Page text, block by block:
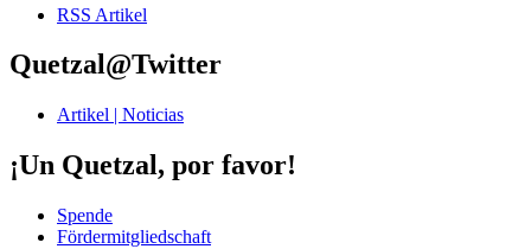
RSS Artikel
Quetzal@Twitter
Artikel | Noticias
¡Un Quetzal, por favor!
Spende
Fördermitgliedschaft